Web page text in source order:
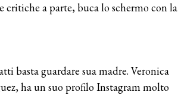
a parte, buca lo schermo con la
basta guardare sua madre. Veronica
ha un suo profilo Instagram molto